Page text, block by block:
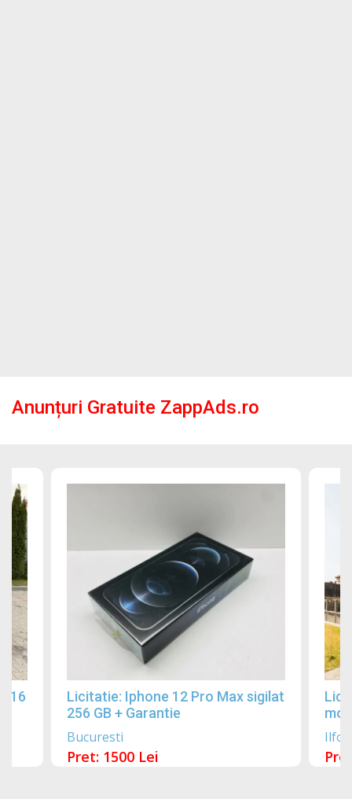
Anunțuri Gratuite ZappAds.ro
Licitatie: Iphone 12 Pro Max sigilat
256 GB + Garantie
Bucuresti
Pret: 1500 Lei
Ilfov